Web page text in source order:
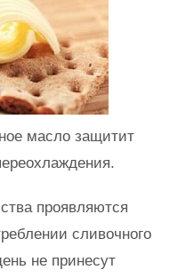
масло защитит
проявляются
сливочного
не принесут